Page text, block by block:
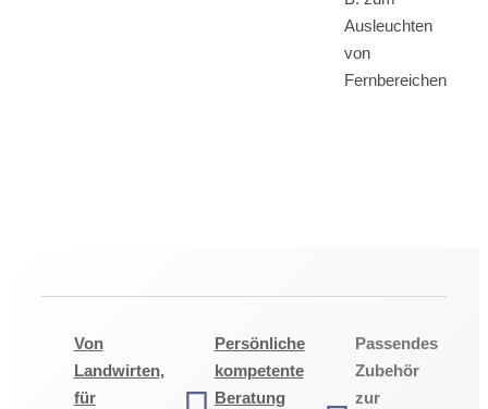
Ausleuchten
von
Fernbereichen
Von
Landwirten,
für
Persönliche
kompetente
Beratung
Passendes
Zubehör
zur